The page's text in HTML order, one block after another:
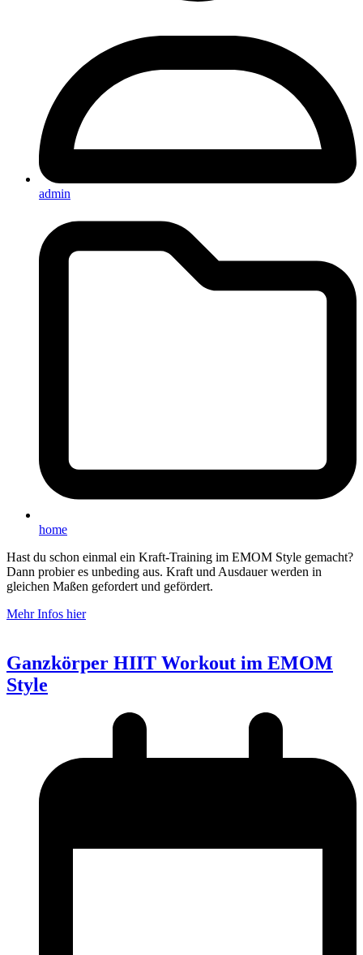
admin
home
Hast du schon einmal ein Kraft-Training im EMOM Style gemacht?
Dann probier es unbeding aus. Kraft und Ausdauer werden in
gleichen Maßen gefordert und gefördert.
Mehr Infos hier
Ganzkörper HIIT Workout im EMOM
Style